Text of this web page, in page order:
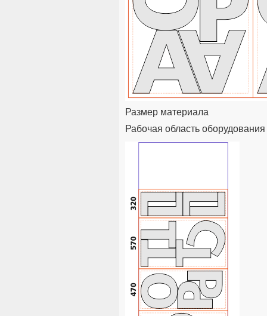
Размер материала
Рабочая область